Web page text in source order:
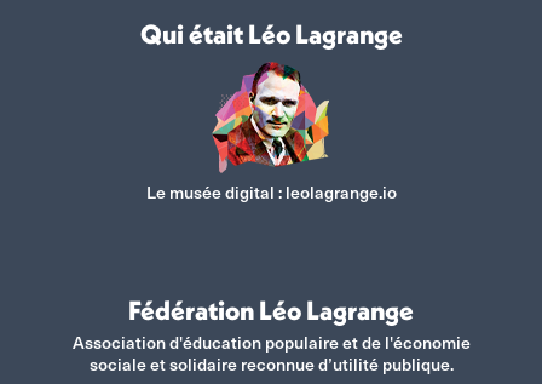
Qui était Léo Lagrange
Le musée digital :leolagrange.io
Fédération Léo Lagrange
Association d'éducation populaire et de l'économie
sociale et solidaire reconnue d’utilité publique.